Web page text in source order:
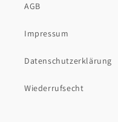
AGB
Impressum
Datenschutzerklärung
Wiederrufsecht